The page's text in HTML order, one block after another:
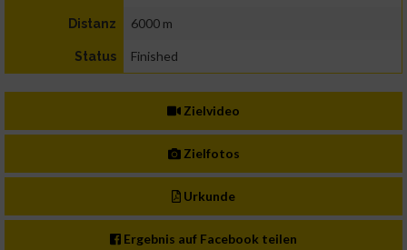
Distanz 6000 m
Status Finished
Zielvideo
Zielfotos
Urkunde
Ergebnis auf Facebook teilen